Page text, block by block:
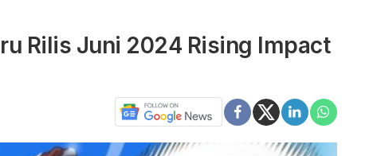
Rilis Juni 2024 Rising Impact